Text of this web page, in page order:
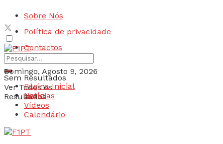
Sobre Nós
Política de privacidade
Contactos
Domingo, Agosto 9, 2026
Login
Sem Resultados
Ver Todos os
Resultados
Página Inicial
Notícias
Vídeos
Calendário